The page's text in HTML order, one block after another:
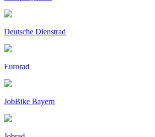
Deutsche Dienstrad
Eurorad
JobBike Bayern